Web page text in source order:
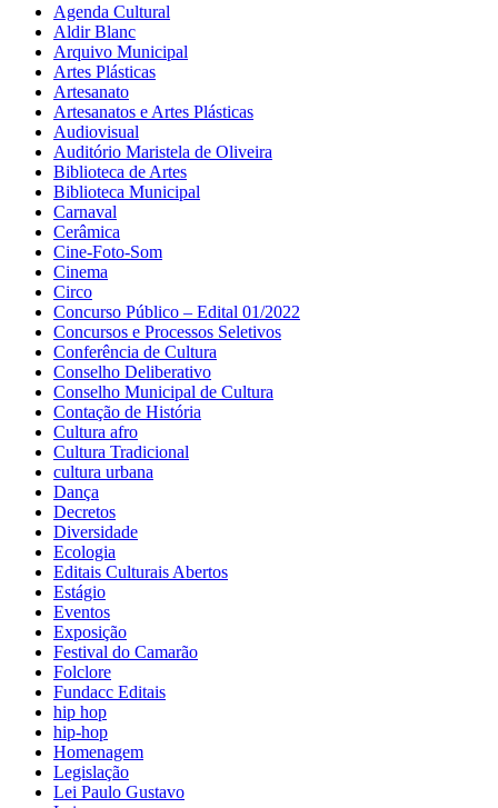
Agenda Cultural
Aldir Blanc
Arquivo Municipal
Artes Plásticas
Artesanato
Artesanatos e Artes Plásticas
Audiovisual
Auditório Maristela de Oliveira
Biblioteca de Artes
Biblioteca Municipal
Carnaval
Cerâmica
Cine-Foto-Som
Cinema
Circo
Concurso Público – Edital 01/2022
Concursos e Processos Seletivos
Conferência de Cultura
Conselho Deliberativo
Conselho Municipal de Cultura
Contação de História
Cultura afro
Cultura Tradicional
cultura urbana
Dança
Decretos
Diversidade
Ecologia
Editais Culturais Abertos
Estágio
Eventos
Exposição
Festival do Camarão
Folclore
Fundacc Editais
hip hop
hip-hop
Homenagem
Legislação
Lei Paulo Gustavo